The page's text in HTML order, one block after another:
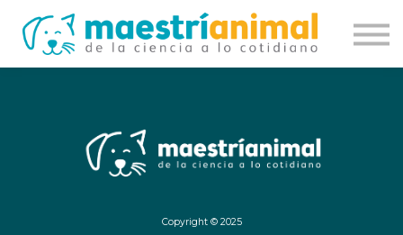
Academia
Comunidad
Copyright © 2025